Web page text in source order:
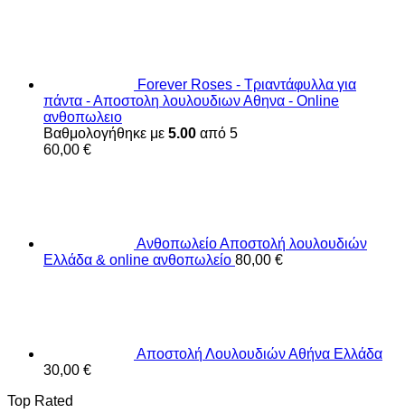
Forever Roses - Τριαντάφυλλα για
πάντα - Αποστολη λουλουδιων Αθηνα - Online
ανθοπωλειο
Βαθμολογήθηκε με 5.00 από 5
60,00 €
Ανθοπωλείο Αποστολή λουλουδιών
Ελλάδα & online ανθοπωλείο 80,00 €
Αποστολή Λουλουδιών Αθήνα Ελλάδα
30,00 €
Top Rated